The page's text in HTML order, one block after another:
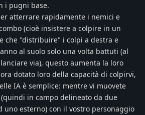
i pugni base.
atterrare rapidamente i nemici e
(cioè insistere a colpire in un
che "distribuire" i colpi a destra e
al suolo solo una volta battuti (al
via), questo aumenta la loro
dotato loro della capacità di colpirvi,
IA è semplice: mentre vi muovete
in campo delineato da due
uno esterno) con il vostro personaggio